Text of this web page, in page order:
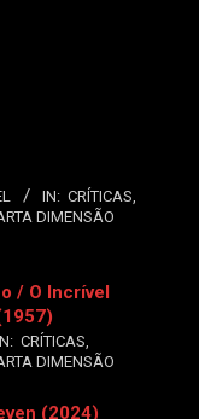
IN: CRÍTICAS,
DIMENSÃO
/ O Incrível
CRÍTICAS,
DIMENSÃO
(2024)